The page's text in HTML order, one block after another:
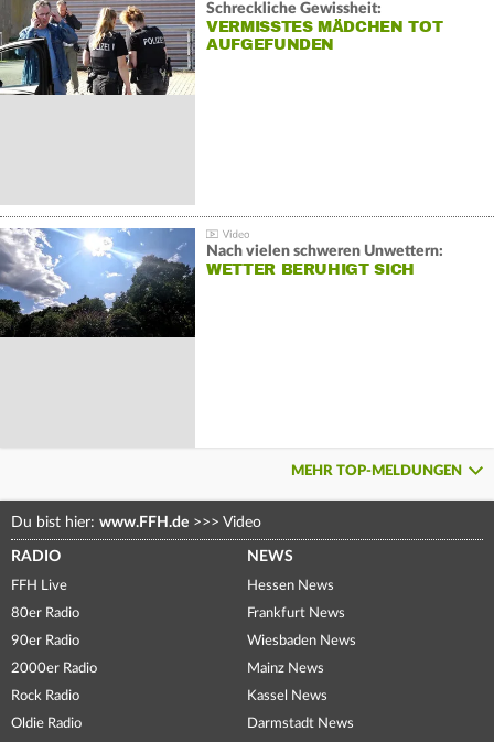
Schreckliche Gewissheit:
VERMISSTES MÄDCHEN TOT
AUFGEFUNDEN
Nach vielen schweren Unwettern:
WETTER BERUHIGT SICH
MEHR TOP-MELDUNGEN
Du bist hier: www.FFH.de >>> Video
RADIO
FFH Live
80er Radio
90er Radio
2000er Radio
Rock Radio
Oldie Radio
NEWS
Hessen News
Frankfurt News
Wiesbaden News
Mainz News
Kassel News
Darmstadt News